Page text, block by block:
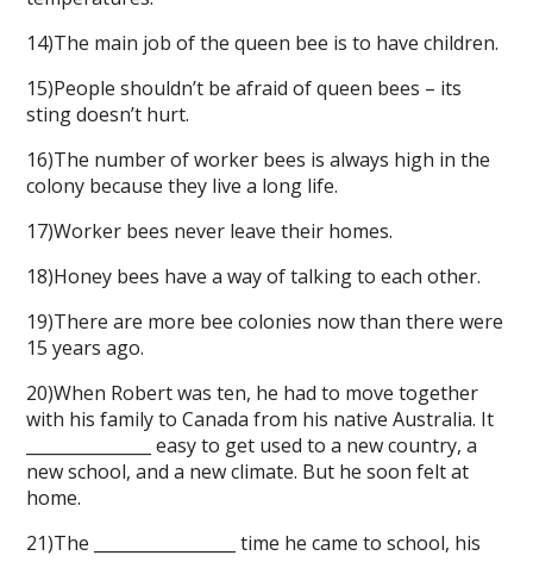
14)The main job of the queen bee is to have children.
15)People shouldn’t be afraid of queen bees – its
sting doesn’t hurt.
16)The number of worker bees is always high in the
colony because they live a long life.
17)Worker bees never leave their homes.
18)Honey bees have a way of talking to each other.
19)There are more bee colonies now than there were
15 years ago.
20)When Robert was ten, he had to move together
with his family to Canada from his native Australia. It
_______________ easy to get used to a new country, a
new school, and a new climate. But he soon felt at
home.
21)The _________________ time he came to school, his